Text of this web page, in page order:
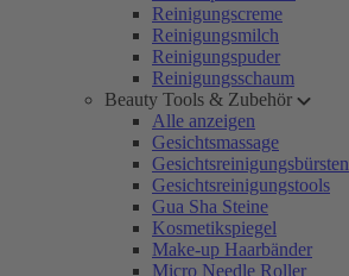
Reinigungscreme
Reinigungsmilch
Reinigungspuder
Reinigungsschaum
Beauty Tools & Zubehör
Alle anzeigen
Gesichtsmassage
Gesichtsreinigungsbürsten
Gesichtsreinigungstools
Gua Sha Steine
Kosmetikspiegel
Make-up Haarbänder
Micro Needle Roller